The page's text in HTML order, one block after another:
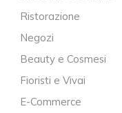
Ristorazione
Negozi
Beauty e Cosmesi
Fioristi e Vivai
E-Commerce